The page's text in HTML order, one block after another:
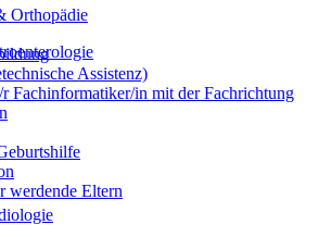
Orthopädie
Assistenz)
Fachinformatiker/in mit der Fachrichtung
werdende Eltern